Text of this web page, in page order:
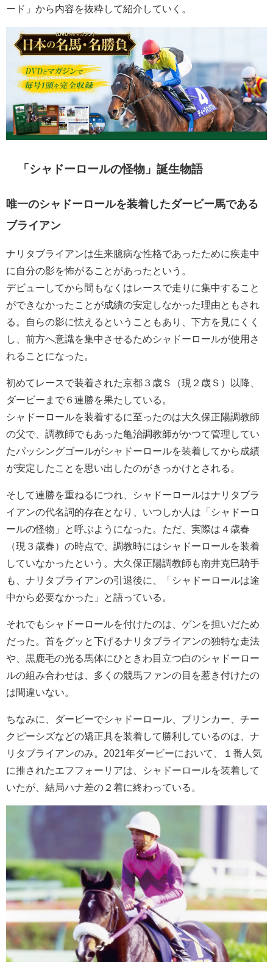
ード」から内容を抜粋して紹介していく。
「シャドーロールの怪物」誕生物語
唯一のシャドーロールを装着したダービー馬である
ブライアン
ナリタブライアンは生来臆病な性格であったために疾走中
に自分の影を怖がることがあったという。
デビューしてから間もなくはレースで走りに集中すること
ができなかったことが成績の安定しなかった理由ともされ
る。自らの影に怯えるということもあり、下方を見にくく
し、前方へ意識を集中させるためシャドーロールが使用さ
れることになった。
初めてレースで装着された京都３歳Ｓ（現２歳Ｓ）以降、
ダービーまで６連勝を果たしている。
シャドーロールを装着するに至ったのは大久保正陽調教師
の父で、調教師でもあった亀治調教師がかつて管理してい
たパッシングゴールがシャドーロールを装着してから成績
が安定したことを思い出したのがきっかけとされる。
そして連勝を重ねるにつれ、シャドーロールはナリタブラ
イアンの代名詞的存在となり、いつしか人は「シャドーロ
ールの怪物」と呼ぶようになった。ただ、実際は４歳春
（現３歳春）の時点で、調教時にはシャドーロールを装着
していなかったという。大久保正陽調教師も南井克巳騎手
も、ナリタブライアンの引退後に、「シャドーロールは途
中から必要なかった」と語っている。
それでもシャドーロールを付けたのは、ゲンを担いだため
だった。首をグッと下げるナリタブライアンの独特な走法
や、黒鹿毛の光る馬体にひときわ目立つ白のシャドーロー
ルの組み合わせは、多くの競馬ファンの目を惹き付けたの
は間違いない。
ちなみに、ダービーでシャドーロール、ブリンカー、チー
クピーシズなどの矯正具を装着して勝利しているのは、ナ
リタブライアンのみ。2021年ダービーにおいて、１番人気
に推されたエフフォーリアは、シャドーロールを装着して
いたが、結局ハナ差の２着に終わっている。